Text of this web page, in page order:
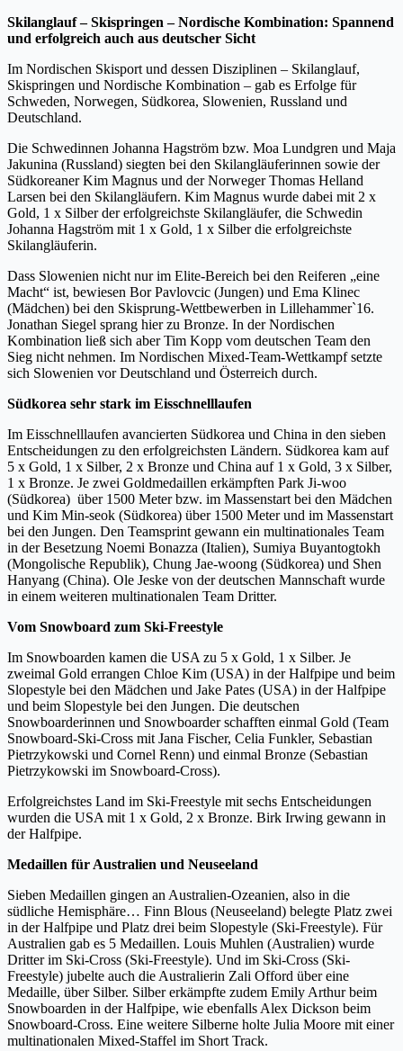
Skilanglauf – Skispringen – Nordische Kombination: Spannend
und erfolgreich auch aus deutscher Sicht
Im Nordischen Skisport und dessen Disziplinen – Skilanglauf,
Skispringen und Nordische Kombination – gab es Erfolge für
Schweden, Norwegen, Südkorea, Slowenien, Russland und
Deutschland.
Die Schwedinnen Johanna Hagström bzw. Moa Lundgren und Maja
Jakunina (Russland) siegten bei den Skilangläuferinnen sowie der
Südkoreaner Kim Magnus und der Norweger Thomas Helland
Larsen bei den Skilangläufern. Kim Magnus wurde dabei mit 2 x
Gold, 1 x Silber der erfolgreichste Skilangläufer, die Schwedin
Johanna Hagström mit 1 x Gold, 1 x Silber die erfolgreichste
Skilangläuferin.
Dass Slowenien nicht nur im Elite-Bereich bei den Reiferen „eine
Macht“ ist, bewiesen Bor Pavlovcic (Jungen) und Ema Klinec
(Mädchen) bei den Skisprung-Wettbewerben in Lillehammer`16.
Jonathan Siegel sprang hier zu Bronze. In der Nordischen
Kombination ließ sich aber Tim Kopp vom deutschen Team den
Sieg nicht nehmen. Im Nordischen Mixed-Team-Wettkampf setzte
sich Slowenien vor Deutschland und Österreich durch.
Südkorea sehr stark im Eisschnelllaufen
Im Eisschnelllaufen avancierten Südkorea und China in den sieben
Entscheidungen zu den erfolgreichsten Ländern. Südkorea kam auf
5 x Gold, 1 x Silber, 2 x Bronze und China auf 1 x Gold, 3 x Silber,
1 x Bronze. Je zwei Goldmedaillen erkämpften Park Ji-woo
(Südkorea) über 1500 Meter bzw. im Massenstart bei den Mädchen
und Kim Min-seok (Südkorea) über 1500 Meter und im Massenstart
bei den Jungen. Den Teamsprint gewann ein multinationales Team
in der Besetzung Noemi Bonazza (Italien), Sumiya Buyantogtokh
(Mongolische Republik), Chung Jae-woong (Südkorea) und Shen
Hanyang (China). Ole Jeske von der deutschen Mannschaft wurde
in einem weiteren multinationalen Team Dritter.
Vom Snowboard zum Ski-Freestyle
Im Snowboarden kamen die USA zu 5 x Gold, 1 x Silber. Je
zweimal Gold errangen Chloe Kim (USA) in der Halfpipe und beim
Slopestyle bei den Mädchen und Jake Pates (USA) in der Halfpipe
und beim Slopestyle bei den Jungen. Die deutschen
Snowboarderinnen und Snowboarder schafften einmal Gold (Team
Snowboard-Ski-Cross mit Jana Fischer, Celia Funkler, Sebastian
Pietrzykowski und Cornel Renn) und einmal Bronze (Sebastian
Pietrzykowski im Snowboard-Cross).
Erfolgreichstes Land im Ski-Freestyle mit sechs Entscheidungen
wurden die USA mit 1 x Gold, 2 x Bronze. Birk Irwing gewann in
der Halfpipe.
Medaillen für Australien und Neuseeland
Sieben Medaillen gingen an Australien-Ozeanien, also in die
südliche Hemisphäre… Finn Blous (Neuseeland) belegte Platz zwei
in der Halfpipe und Platz drei beim Slopestyle (Ski-Freestyle). Für
Australien gab es 5 Medaillen. Louis Muhlen (Australien) wurde
Dritter im Ski-Cross (Ski-Freestyle). Und im Ski-Cross (Ski-
Freestyle) jubelte auch die Australierin Zali Offord über eine
Medaille, über Silber. Silber erkämpfte zudem Emily Arthur beim
Snowboarden in der Halfpipe, wie ebenfalls Alex Dickson beim
Snowboard-Cross. Eine weitere Silberne holte Julia Moore mit einer
multinationalen Mixed-Staffel im Short Track.